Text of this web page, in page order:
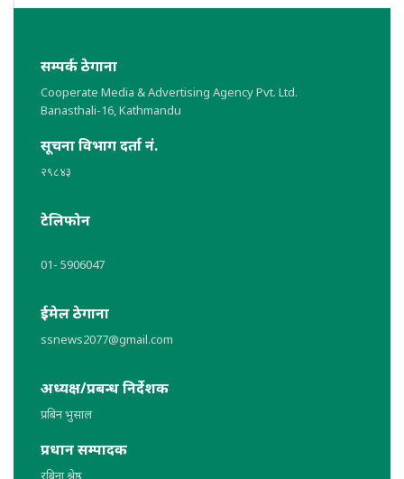
सम्पर्क ठेगाना
Cooperate Media & Advertising Agency Pvt. Ltd.
Banasthali-16, Kathmandu
सूचना विभाग दर्ता नं.
२९८४३
टेलिफोन
01- 5906047
ईमेल ठेगाना
ssnews2077@gmail.com
अध्यक्ष/प्रबन्ध निर्देशक
प्रबिन भुसाल
प्रधान सम्पादक
रबिना श्रेष्ठ